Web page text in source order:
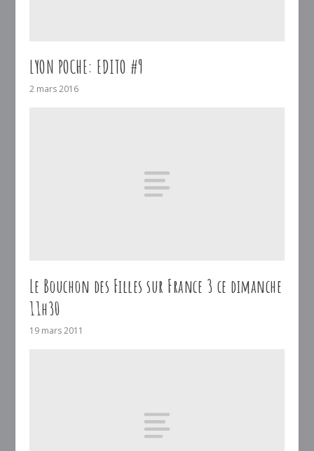
LYON POCHE: EDITO #9
2 mars 2016
Le Bouchon des Filles sur France 3 ce dimanche
11h30
19 mars 2011